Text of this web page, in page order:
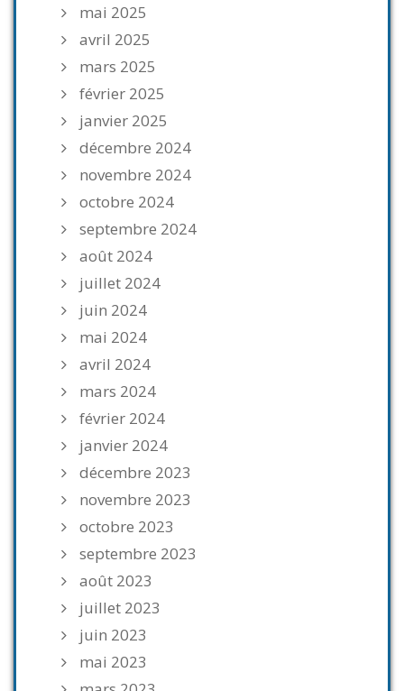
mai 2025
avril 2025
mars 2025
février 2025
janvier 2025
décembre 2024
novembre 2024
octobre 2024
septembre 2024
août 2024
juillet 2024
juin 2024
mai 2024
avril 2024
mars 2024
février 2024
janvier 2024
décembre 2023
novembre 2023
octobre 2023
septembre 2023
août 2023
juillet 2023
juin 2023
mai 2023